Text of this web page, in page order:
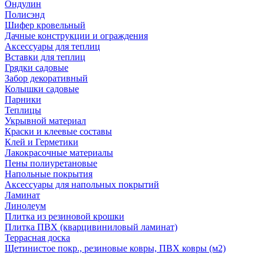
Ондулин
Полисэнд
Шифер кровельный
Дачные конструкции и ограждения
Аксессуары для теплиц
Вставки для теплиц
Грядки садовые
Забор декоративный
Колышки садовые
Парники
Теплицы
Укрывной материал
Краски и клеевые составы
Клей и Герметики
Лакокрасочные материалы
Пены полиуретановые
Напольные покрытия
Аксессуары для напольных покрытий
Ламинат
Линолеум
Плитка из резиновой крошки
Плитка ПВХ (кварцивиниловый ламинат)
Террасная доска
Щетинистое покр., резиновые ковры, ПВХ ковры (м2)